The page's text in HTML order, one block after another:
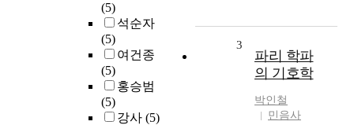
(5)
석순자
(5)
여건종
(5)
홍승범
(5)
강사 (5)
3
파리 학파
의 기호학
박인철
민음사